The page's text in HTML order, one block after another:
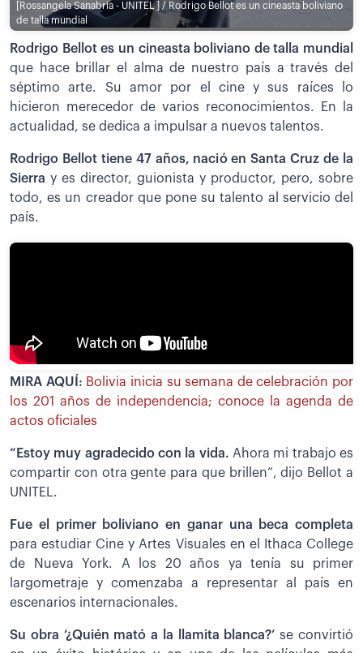
[Rossangela Sanabria - UNITEL ] / Rodrigo Bellot es un cineasta boliviano
de talla mundial
Rodrigo Bellot es un cineasta boliviano de talla mundial
que hace brillar el alma de nuestro país a través del
séptimo arte. Su amor por el cine y sus raíces lo
hicieron merecedor de varios reconocimientos. En la
actualidad, se dedica a impulsar a nuevos talentos.
Rodrigo Bellot tiene 47 años, nació en Santa Cruz de la
Sierra y es director, guionista y productor, pero, sobre
todo, es un creador que pone su talento al servicio del
país.
MIRA AQUÍ: Bolivia inicia su semana de celebración por
los 201 años de independencia; conoce la agenda de
actos oficiales
“Estoy muy agradecido con la vida. Ahora mi trabajo es
compartir con otra gente para que brillen”, dijo Bellot a
UNITEL.
Fue el primer boliviano en ganar una beca completa
para estudiar Cine y Artes Visuales en el Ithaca College
de Nueva York. A los 20 años ya tenía su primer
largometraje y comenzaba a representar al país en
escenarios internacionales.
Su obra ‘¿Quién mató a la llamita blanca?’se convirtió